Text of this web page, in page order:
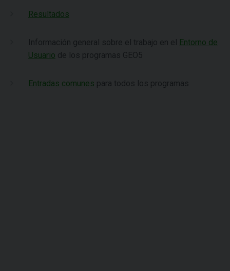
Resultados
Información general sobre el trabajo en el Entorno de
Usuario de los programas GEO5
Entradas comunes para todos los programas